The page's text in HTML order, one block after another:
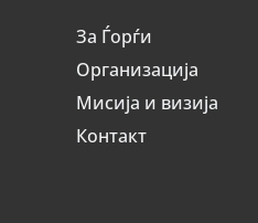
За Ѓорѓи
Организација
Мисија и визија
Контакт